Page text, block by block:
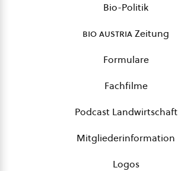
Bio-Politik
bio austriaZeitung
Formulare
Fachfilme
Podcast Landwirtschaft
Mitgliederinformation
Logos